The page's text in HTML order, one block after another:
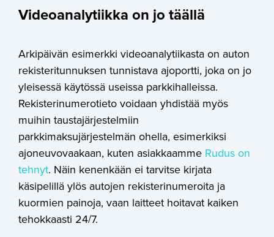
Videoanalytiikka on jo täällä
Arkipäivän esimerkki videoanalytiikasta on auton
rekisteritunnuksen tunnistava ajoportti, joka on jo
yleisessä käytössä useissa parkkihalleissa.
Rekisterinumerotieto voidaan yhdistää myös
muihin taustajärjestelmiin
parkkimaksujärjestelmän ohella, esimerkiksi
ajoneuvovaakaan, kuten asiakkaamme Rudus on
tehnyt. Näin kenenkään ei tarvitse kirjata
käsipelillä ylös autojen rekisterinumeroita ja
kuormien painoja, vaan laitteet hoitavat kaiken
tehokkaasti 24/7.